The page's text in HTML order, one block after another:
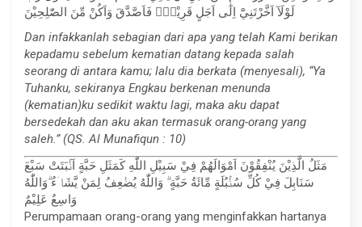
لَوْلَآ اَخَّرْتَنِيْٓ اِلٰٓى اَجَلٍ قَرِيْبٍۚ فَاَصَّدَّقَ وَاَكُنْ مِّنَ الصّٰلِحِيْنَ
Dan infakkanlah sebagian dari apa yang telah Kami berikan
kepadamu sebelum kematian datang kepada salah
seorang di antara kamu; lalu dia berkata (menyesali), “Ya
Tuhanku, sekiranya Engkau berkenan menunda
(kematian)ku sedikit waktu lagi, maka aku dapat
bersedekah dan aku akan termasuk orang-orang yang
saleh.” (QS. Al Munafiqun : 10)
مَثَلُ الَّذِيْنَ يُنْفِقُوْنَ اَمْوَالَهُمْ فِيْ سَبِيْلِ اللّٰهِ كَمَثَلِ حَبَّةٍ اَنْۢبَتَتْ سَبْعَ
سَنَابِلَ فِيْ كُلِّ سُنْۢبُلَةٍ مِّائَةُ حَبَّةٍ ۗ وَاللّٰهُ يُضٰعِفُ لِمَنْ يَّشَاۤءُ ۗوَاللّٰهُ
وَاسِعٌ عَلِيْمٌ
Perumpamaan orang-orang yang menginfakkan hartanya